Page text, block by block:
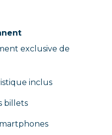
exclusive de
inclus
billets